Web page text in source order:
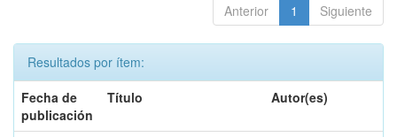
Anterior 1 Siguiente
Resultados por ítem:
Fecha de
publicación
Título Autor(es)